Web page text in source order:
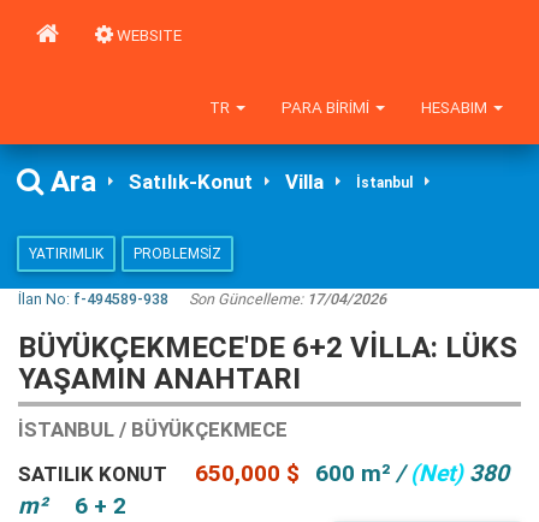
WEBSITE
HESABIM
PARA BIRIMI
TR
Ara Satılık-Konut Villa İstanbul
YATIRIMLIK PROBLEMSIZ
İlan No: f-494589-938 Son Güncelleme: 17/04/2026
​BÜYÜKÇEKMECE'DE 6+2 VILLA: LÜKS
YAŞAMIN ANAHTARI
İSTANBUL / BÜYÜKÇEKMECE
SATILIK KONUT
650,000 $ 600 m² /(Net)380
m²
6 + 2